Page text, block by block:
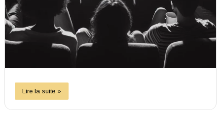
Lire la suite »